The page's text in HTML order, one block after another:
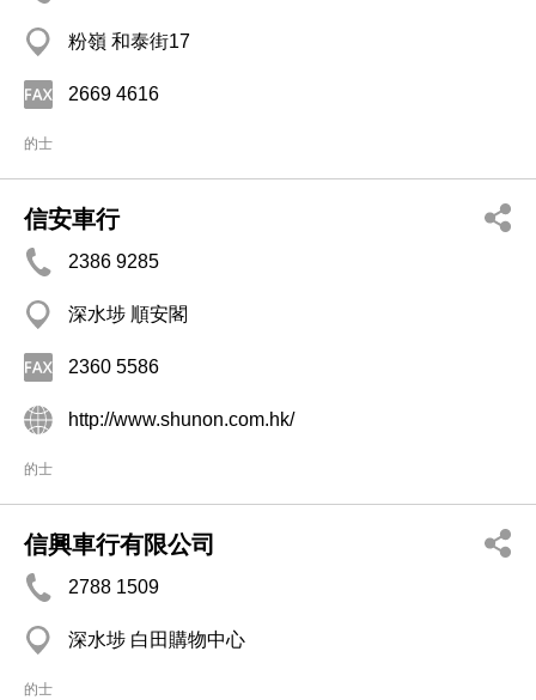
粉嶺 和泰街17
2669 4616
的士
信安車行
2386 9285
深水埗 順安閣
2360 5586
http://www.shunon.com.hk/
的士
信興車行有限公司
2788 1509
深水埗 白田購物中心
的士